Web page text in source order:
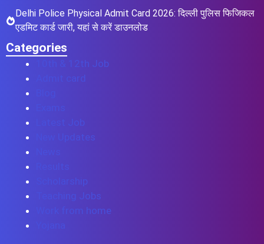
Delhi Police Physical Admit Card 2026: दिल्ली पुलिस फिजिकल
एडमिट कार्ड जारी, यहां से करें डाउनलोड
Categories
10th & 12th Job
Admit card
Latest Job
New Updates
Results
Scholarship
Teaching Jobs
Work from home